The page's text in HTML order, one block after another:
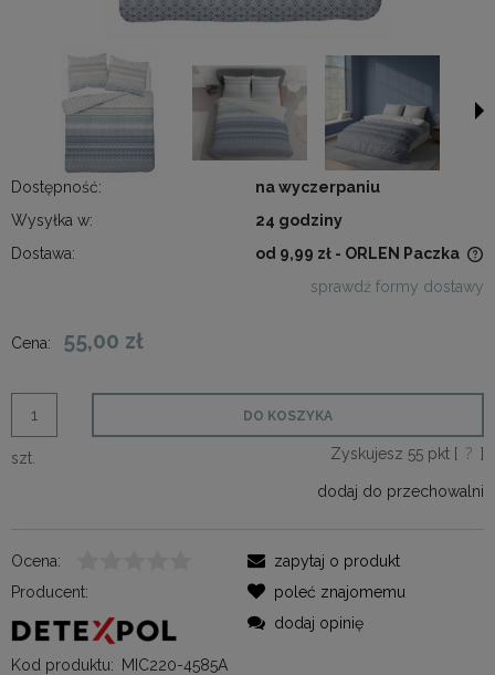
Dostępność:
na wyczerpaniu
Wysyłka w:
24 godziny
Dostawa:
od 9,99 zł - ORLEN Paczka
sprawdź formy dostawy
Cena: 55,00 zł
szt.
DO KOSZYKA
Zyskujesz 55pkt [ ? ]
dodaj do przechowalni
Ocena:
Producent:
Kod produktu: MIC220-4585A
zapytaj o produkt
poleć znajomemu
dodaj opinię